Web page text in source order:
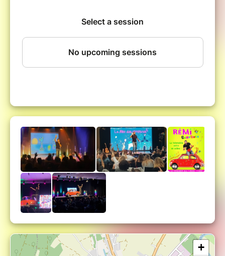
volant de la Totomobile pour un voyage magique au
Idéal pour un premier spectacle avec les tout-petits ;
danser, écouter de la musique ; idéal pour les parents,
pour tout le monde !
Chanteur pour les enfants depuis ses 23 ans, Rémi
fête ses 30 ans de carrière ! Avec un disque de
platine et deux disques d'or à son actif, Rémi est
l'artiste incontournable pour les petits. A l'affiche à la
Comédie Bastille à Paris depuis 10 ans, Rémi se
produit aussi partout en France et dans la
francophonie.
A savoir :le spectacle est en configuration assise. Les
mois, sont bien sûr les bienvenus (réservez un billet
gratuit, un justificatif vous sera demandé à l'entrée).
+